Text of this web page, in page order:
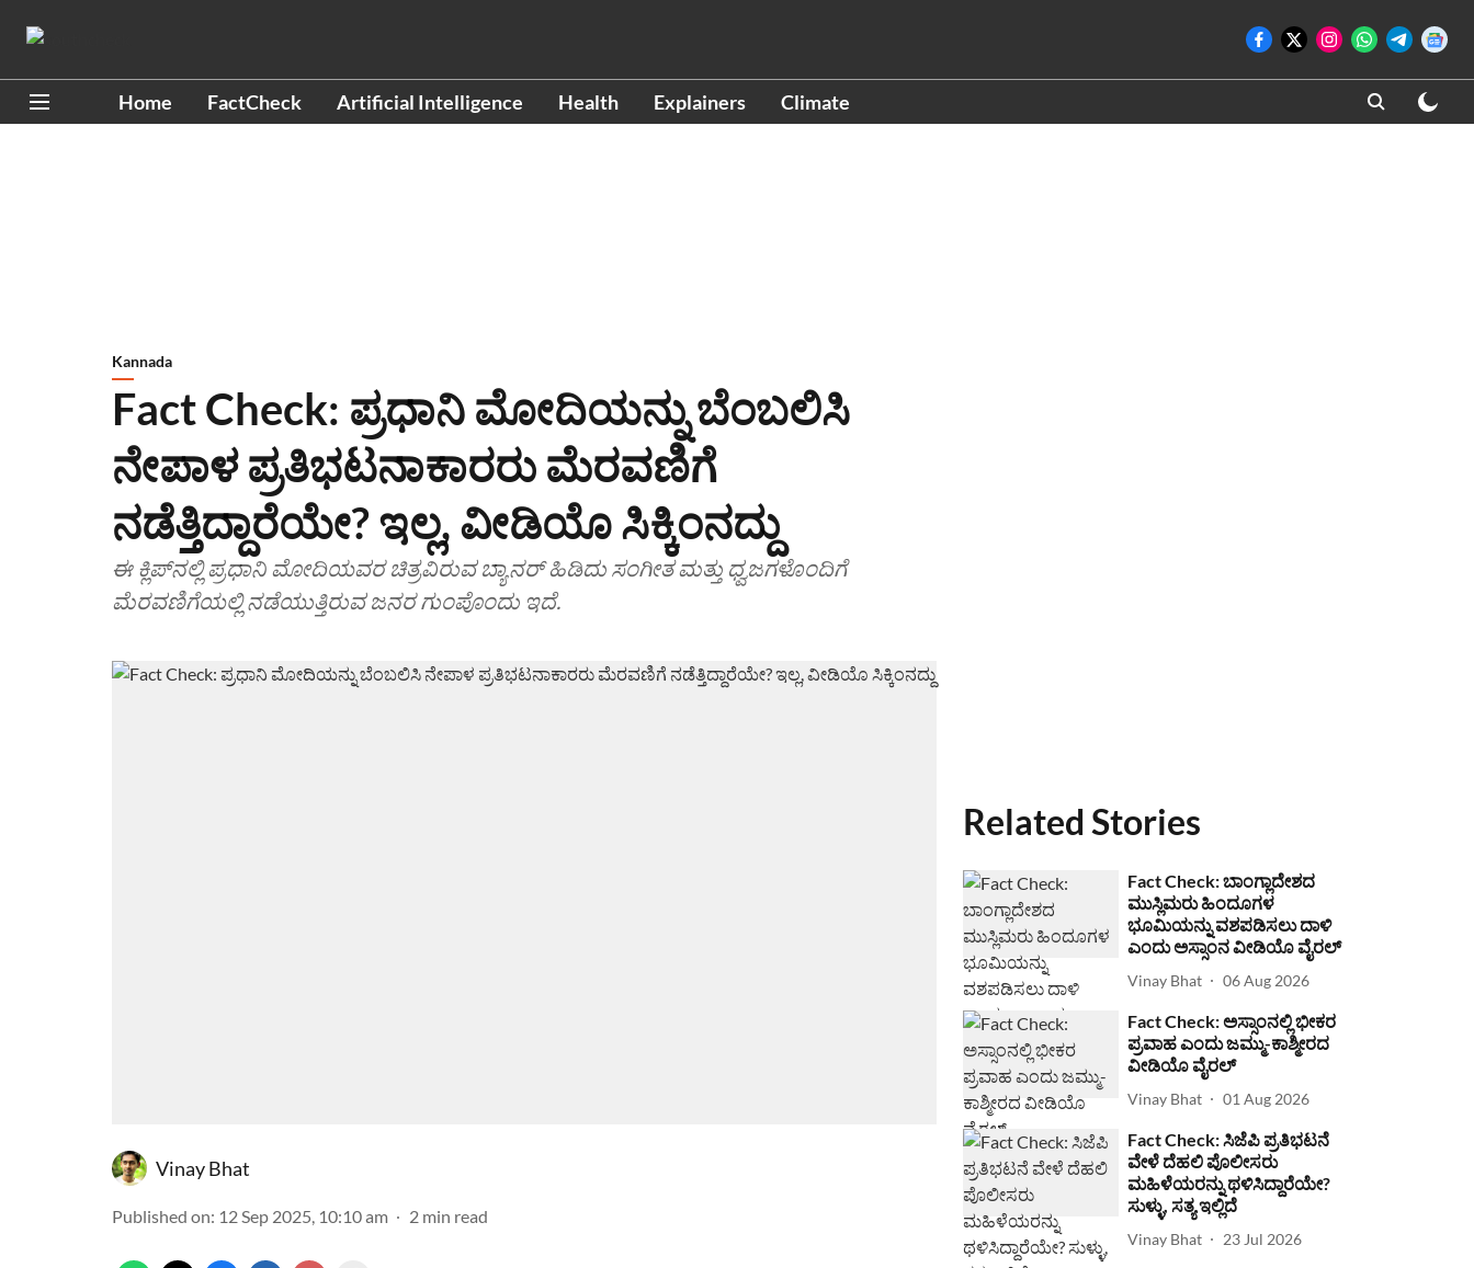
Home FactCheck Artificial Intelligence Health Explainers Climate
Kannada
Fact Check: ಪ್ರಧಾನಿ ಮೋದಿಯನ್ನು ಬೆಂಬಲಿಸಿ
ನೇಪಾಳ ಪ್ರತಿಭಟನಾಕಾರರು ಮೆರವಣಿಗೆ
ನಡೆತ್ತಿದ್ದಾರೆಯೇ? ಇಲ್ಲ, ವೀಡಿಯೊ ಸಿಕ್ಕಿಂನದ್ದು
ಈ ಕ್ಲಿಪ್‌ನಲ್ಲಿ ಪ್ರಧಾನಿ ಮೋದಿಯವರ ಚಿತ್ರವಿರುವ ಬ್ಯಾನರ್ ಹಿಡಿದು ಸಂಗೀತ ಮತ್ತು ಧ್ವಜಗಳೊಂದಿಗೆ
ಮೆರವಣಿಗೆಯಲ್ಲಿ ನಡೆಯುತ್ತಿರುವ ಜನರ ಗುಂಪೊಂದು ಇದೆ.
Vinay Bhat
Published on: 12 Sep 2025, 10:10 am 2 min read
Related Stories
Fact Check: ಬಾಂಗ್ಲಾದೇಶದ
ಮುಸ್ಲಿಮರು ಹಿಂದೂಗಳ
ಭೂಮಿಯನ್ನು ವಶಪಡಿಸಲು ದಾಳಿ
ಎಂದು ಅಸ್ಸಾಂನ ವೀಡಿಯೊ ವೈರಲ್
Vinay Bhat 06 Aug 2026
Fact Check: ಅಸ್ಸಾಂನಲ್ಲಿ ಭೀಕರ
ಪ್ರವಾಹ ಎಂದು ಜಮ್ಮು-ಕಾಶ್ಮೀರದ
ವೀಡಿಯೊ ವೈರಲ್
Vinay Bhat 01 Aug 2026
Fact Check: ಸಿಜೆಪಿ ಪ್ರತಿಭಟನೆ
ವೇಳೆ ದೆಹಲಿ ಪೊಲೀಸರು
ಮಹಿಳೆಯರನ್ನು ಥಳಿಸಿದ್ದಾರೆಯೇ?
ಸುಳ್ಳು, ಸತ್ಯ ಇಲ್ಲಿದೆ
Vinay Bhat 23 Jul 2026